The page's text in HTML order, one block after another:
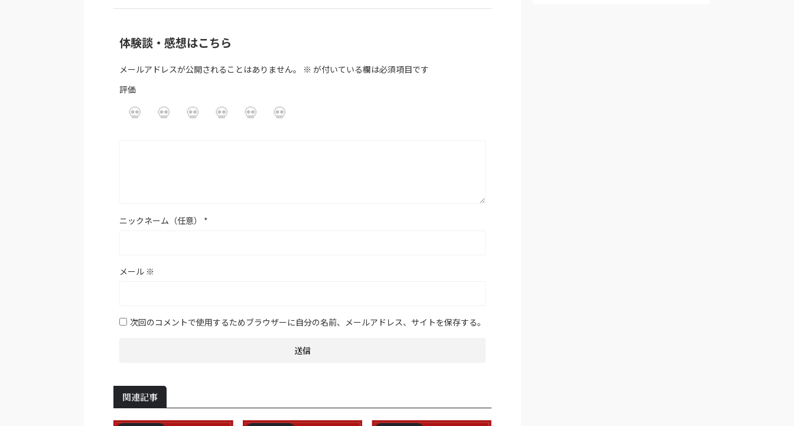
体験談・感想はこちら
メールアドレスが公開されることはありません。 ※ が付いている欄は必須項目です
評価
ニックネーム（任意） *
メール ※
次回のコメントで使用するためブラウザーに自分の名前、メールアドレス、サイトを保存する。
関連記事